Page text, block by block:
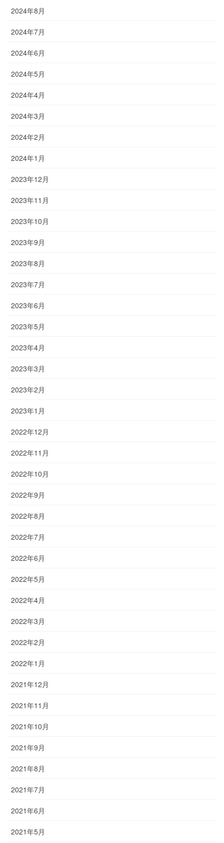
2024年8月
2024年7月
2024年6月
2024年5月
2024年4月
2024年3月
2024年2月
2024年1月
2023年12月
2023年11月
2023年10月
2023年9月
2023年8月
2023年7月
2023年6月
2023年5月
2023年4月
2023年3月
2023年2月
2023年1月
2022年12月
2022年11月
2022年10月
2022年9月
2022年8月
2022年7月
2022年6月
2022年5月
2022年4月
2022年3月
2022年2月
2022年1月
2021年12月
2021年11月
2021年10月
2021年9月
2021年8月
2021年7月
2021年6月
2021年5月